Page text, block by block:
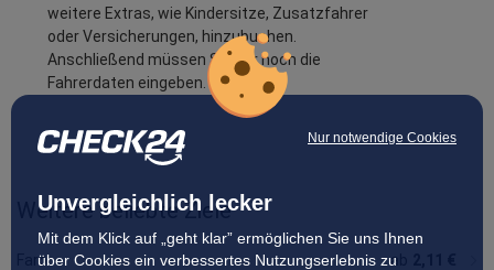
Nur notwendige Cookies
Unvergleichlich lecker
Mit dem Klick auf „geht klar” ermöglichen Sie uns Ihnen
über Cookies ein verbessertes Nutzungserlebnis zu
weitere Extras, wie Kindersitze, Zusatzfahrer
oder Versicherungen, hinzubuchen.
Anschließend müssen Sie nur noch die
Fahrerdaten eingeben.
Weitere beliebte Ziele
Faro ab
Portimão
ab 14,63 €
Setubal
ab 8,39 €
Figueira da Foz
ab 7,14 €